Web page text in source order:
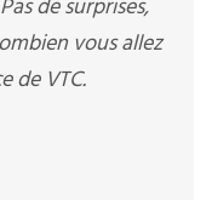
de surprises,
vous allez
de VTC.